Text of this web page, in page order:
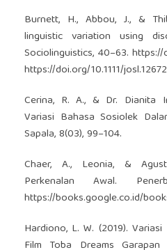
Burnett, H., Abbou, J., &
linguistic variation using
Sociolinguistics, 40–63.https://
https://doi.org/10.1111/josl.12672
Cerina, R. A., & Dr. Dianita
Variasi Bahasa Sosiolek
Sapala, 8(03), 99–104.
Chaer, A., Leonia, &
Perkenalan Awal.
https://books.google.co.id/
Hardiono, L. W. (2019).
Film Toba Dreams